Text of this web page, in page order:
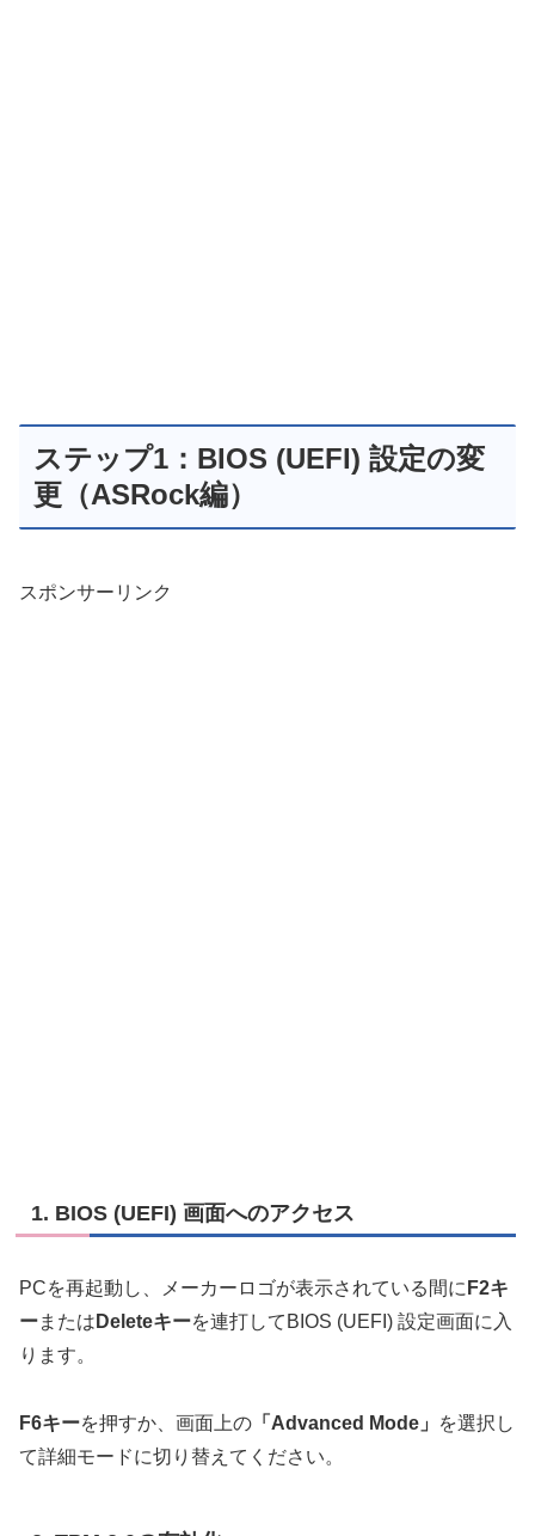
ステップ1：BIOS (UEFI) 設定の変
更（ASRock編）
スポンサーリンク
1. BIOS (UEFI) 画面へのアクセス
PCを再起動し、メーカーロゴが表示されている間に F2キ
ーまたは Deleteキーを連打してBIOS (UEFI) 設定画面に入
ります。
F6キーを押すか、画面上の 「Advanced Mode」
を選択し
て詳細モードに切り替えてください。